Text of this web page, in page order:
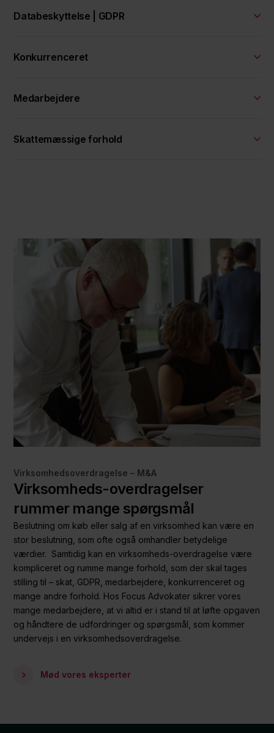
Databeskyttelse | GDPR
Konkurrenceret
Medarbejdere
Skattemæssige forhold
Virksomhedsoverdragelse – M&A
Virksomheds-overdragelser
rummer mange spørgsmål
Beslutning om køb eller salg af en virksomhed kan være en
stor beslutning, som ofte også omhandler betydelige
værdier. Samtidig kan en virksomheds-overdragelse være
kompliceret og rumme mange forhold, som der skal tages
stilling til – skat, GDPR, medarbejdere, konkurrenceret og
mange andre forhold. Hos Focus Advokater sikrer vores
mange medarbejdere, at vi altid er i stand til at løfte opgaven
og håndtere de udfordringer og spørgsmål, som kommer
undervejs i en virksomhedsoverdragelse.
Mød vores eksperter